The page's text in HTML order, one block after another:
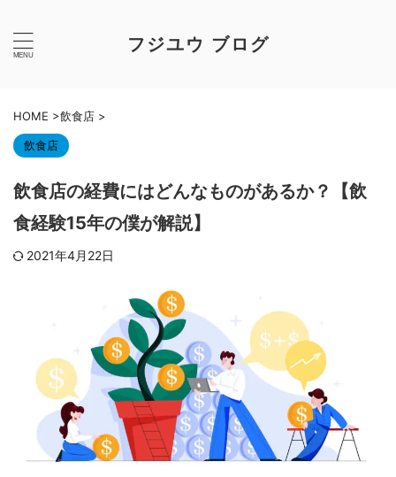
フジユウ ブログ
HOME >飲食店 >
飲食店
飲食店の経費にはどんなものがあるか？【飲
食経験15年の僕が解説】
2021年4月22日